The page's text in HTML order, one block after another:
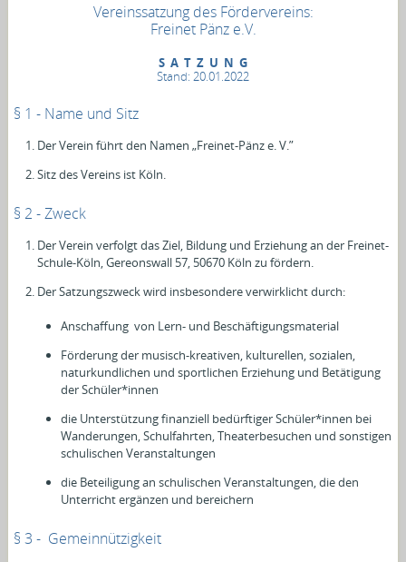
Vereinssatzung des Fördervereins:
Freinet Pänz e.V.
S A T Z U N G
Stand: 20.01.2022
§ 1 - Name und Sitz
Der Verein führt den Namen „Freinet-Pänz e. V.”
Sitz des Vereins ist Köln.
§ 2 - Zweck
Der Verein verfolgt das Ziel, Bildung und Erziehung an der Freinet-
Schule-Köln, Gereonswall 57, 50670 Köln zu fördern.
Der Satzungszweck wird insbesondere verwirklicht durch:
Anschaffung von Lern- und Beschäftigungsmaterial
Förderung der musisch-kreativen, kulturellen, sozialen,
naturkundlichen und sportlichen Erziehung und Betätigung
der Schüler*innen
die Unterstützung finanziell bedürftiger Schüler*innen bei
Wanderungen, Schulfahrten, Theaterbesuchen und sonstigen
schulischen Veranstaltungen
die Beteiligung an schulischen Veranstaltungen, die den
Unterricht ergänzen und bereichern
§ 3 - Gemeinnützigkeit